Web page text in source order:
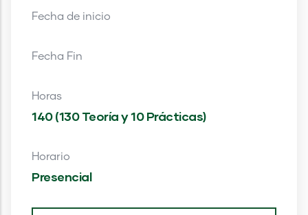
Fecha de inicio
Fecha Fin
Horas
140 (130 Teoría y 10 Prácticas)
Horario
Presencial